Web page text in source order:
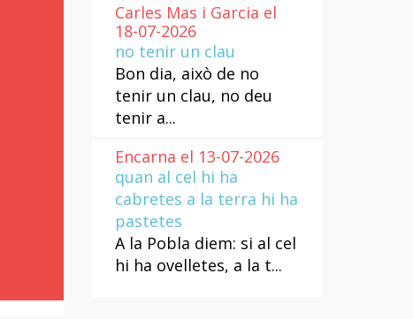
Carles Mas i Garcia el
18-07-2026
no tenir un clau
Bon dia, això de no
tenir un clau, no deu
tenir a...
Encarna el 13-07-2026
quan al cel hi ha
cabretes a la terra hi ha
pastetes
A la Pobla diem: si al cel
hi ha ovelletes, a la t...